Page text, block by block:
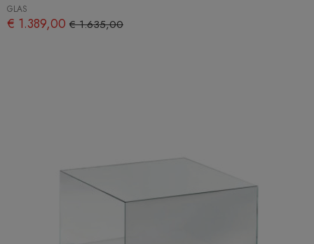
GLAS
€ 1.389,00 € 1.635,00